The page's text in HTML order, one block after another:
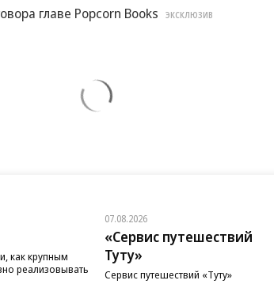
главе Popcorn Books
ЭКСКЛЮЗИВ
как крупным
реализовывать
07.08.2026
«Сервис путешествий
Туту»
Сервис путешествий «Туту»